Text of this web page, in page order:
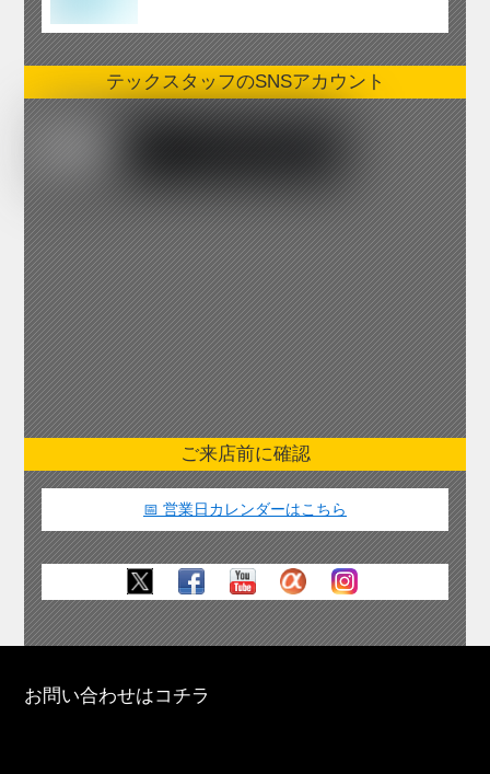
テックスタッフのSNSアカウント
ご来店前に確認
📅 営業日カレンダーはこちら
お問い合わせはコチラ